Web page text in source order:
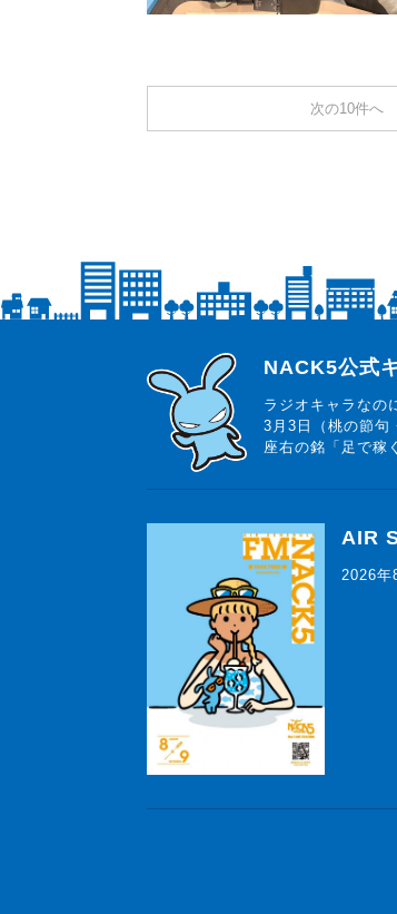
次の10件へ
らじっと君
NACK5公式
ラジオキャラなの
3月3日（桃の節句
座右の銘「足で稼
AIR
2026年